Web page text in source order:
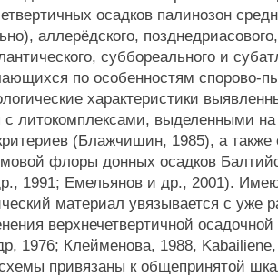
осадков палинозон
аллерёдского,
суббореального и
по особенностям спорово-
характеристики
с литокомплексами, выделенными на
(Блажчишин, 1985), а
флоры донных осадков
1991; Емельянов и др., 2001).
материал увязывается с уже
верхнечетвертичной
1976; Клейменова, 1988,
привязаны к общепринятой